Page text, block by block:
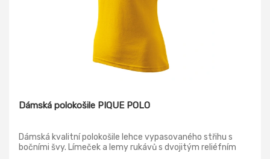
Dámská polokošile PIQUE POLO
Dámská kvalitní polokošile lehce vypasovaného střihu s
bočními švy. Límeček a lemy rukávů s dvojitým reliéfním